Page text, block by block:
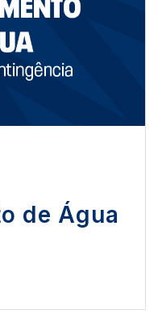
de Água